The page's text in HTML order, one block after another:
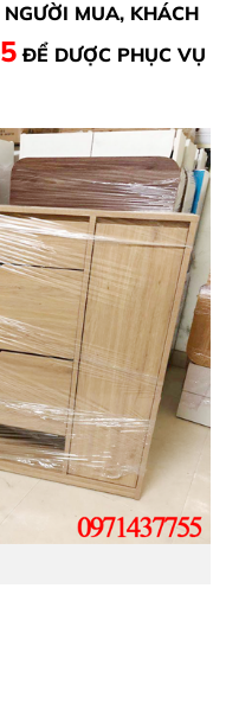
MUA, KHÁCH
ĐỂ DƯỢC PHỤC VỤ